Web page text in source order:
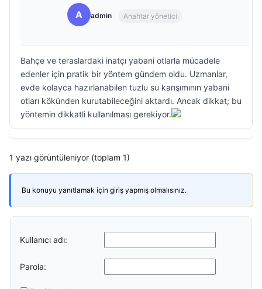
A admin Anahtar yönetici
Bahçe ve teraslardaki inatçı yabani otlarla mücadele
edenler için pratik bir yöntem gündem oldu. Uzmanlar,
evde kolayca hazırlanabilen tuzlu su karışımının yabani
otları kökünden kurutabileceğini aktardı. Ancak dikkat; bu
yöntemin dikkatli kullanılması gerekiyor.
1 yazı görüntüleniyor (toplam 1)
Bu konuyu yanıtlamak için giriş yapmış olmalısınız.
Kullanıcı adı:
Parola: